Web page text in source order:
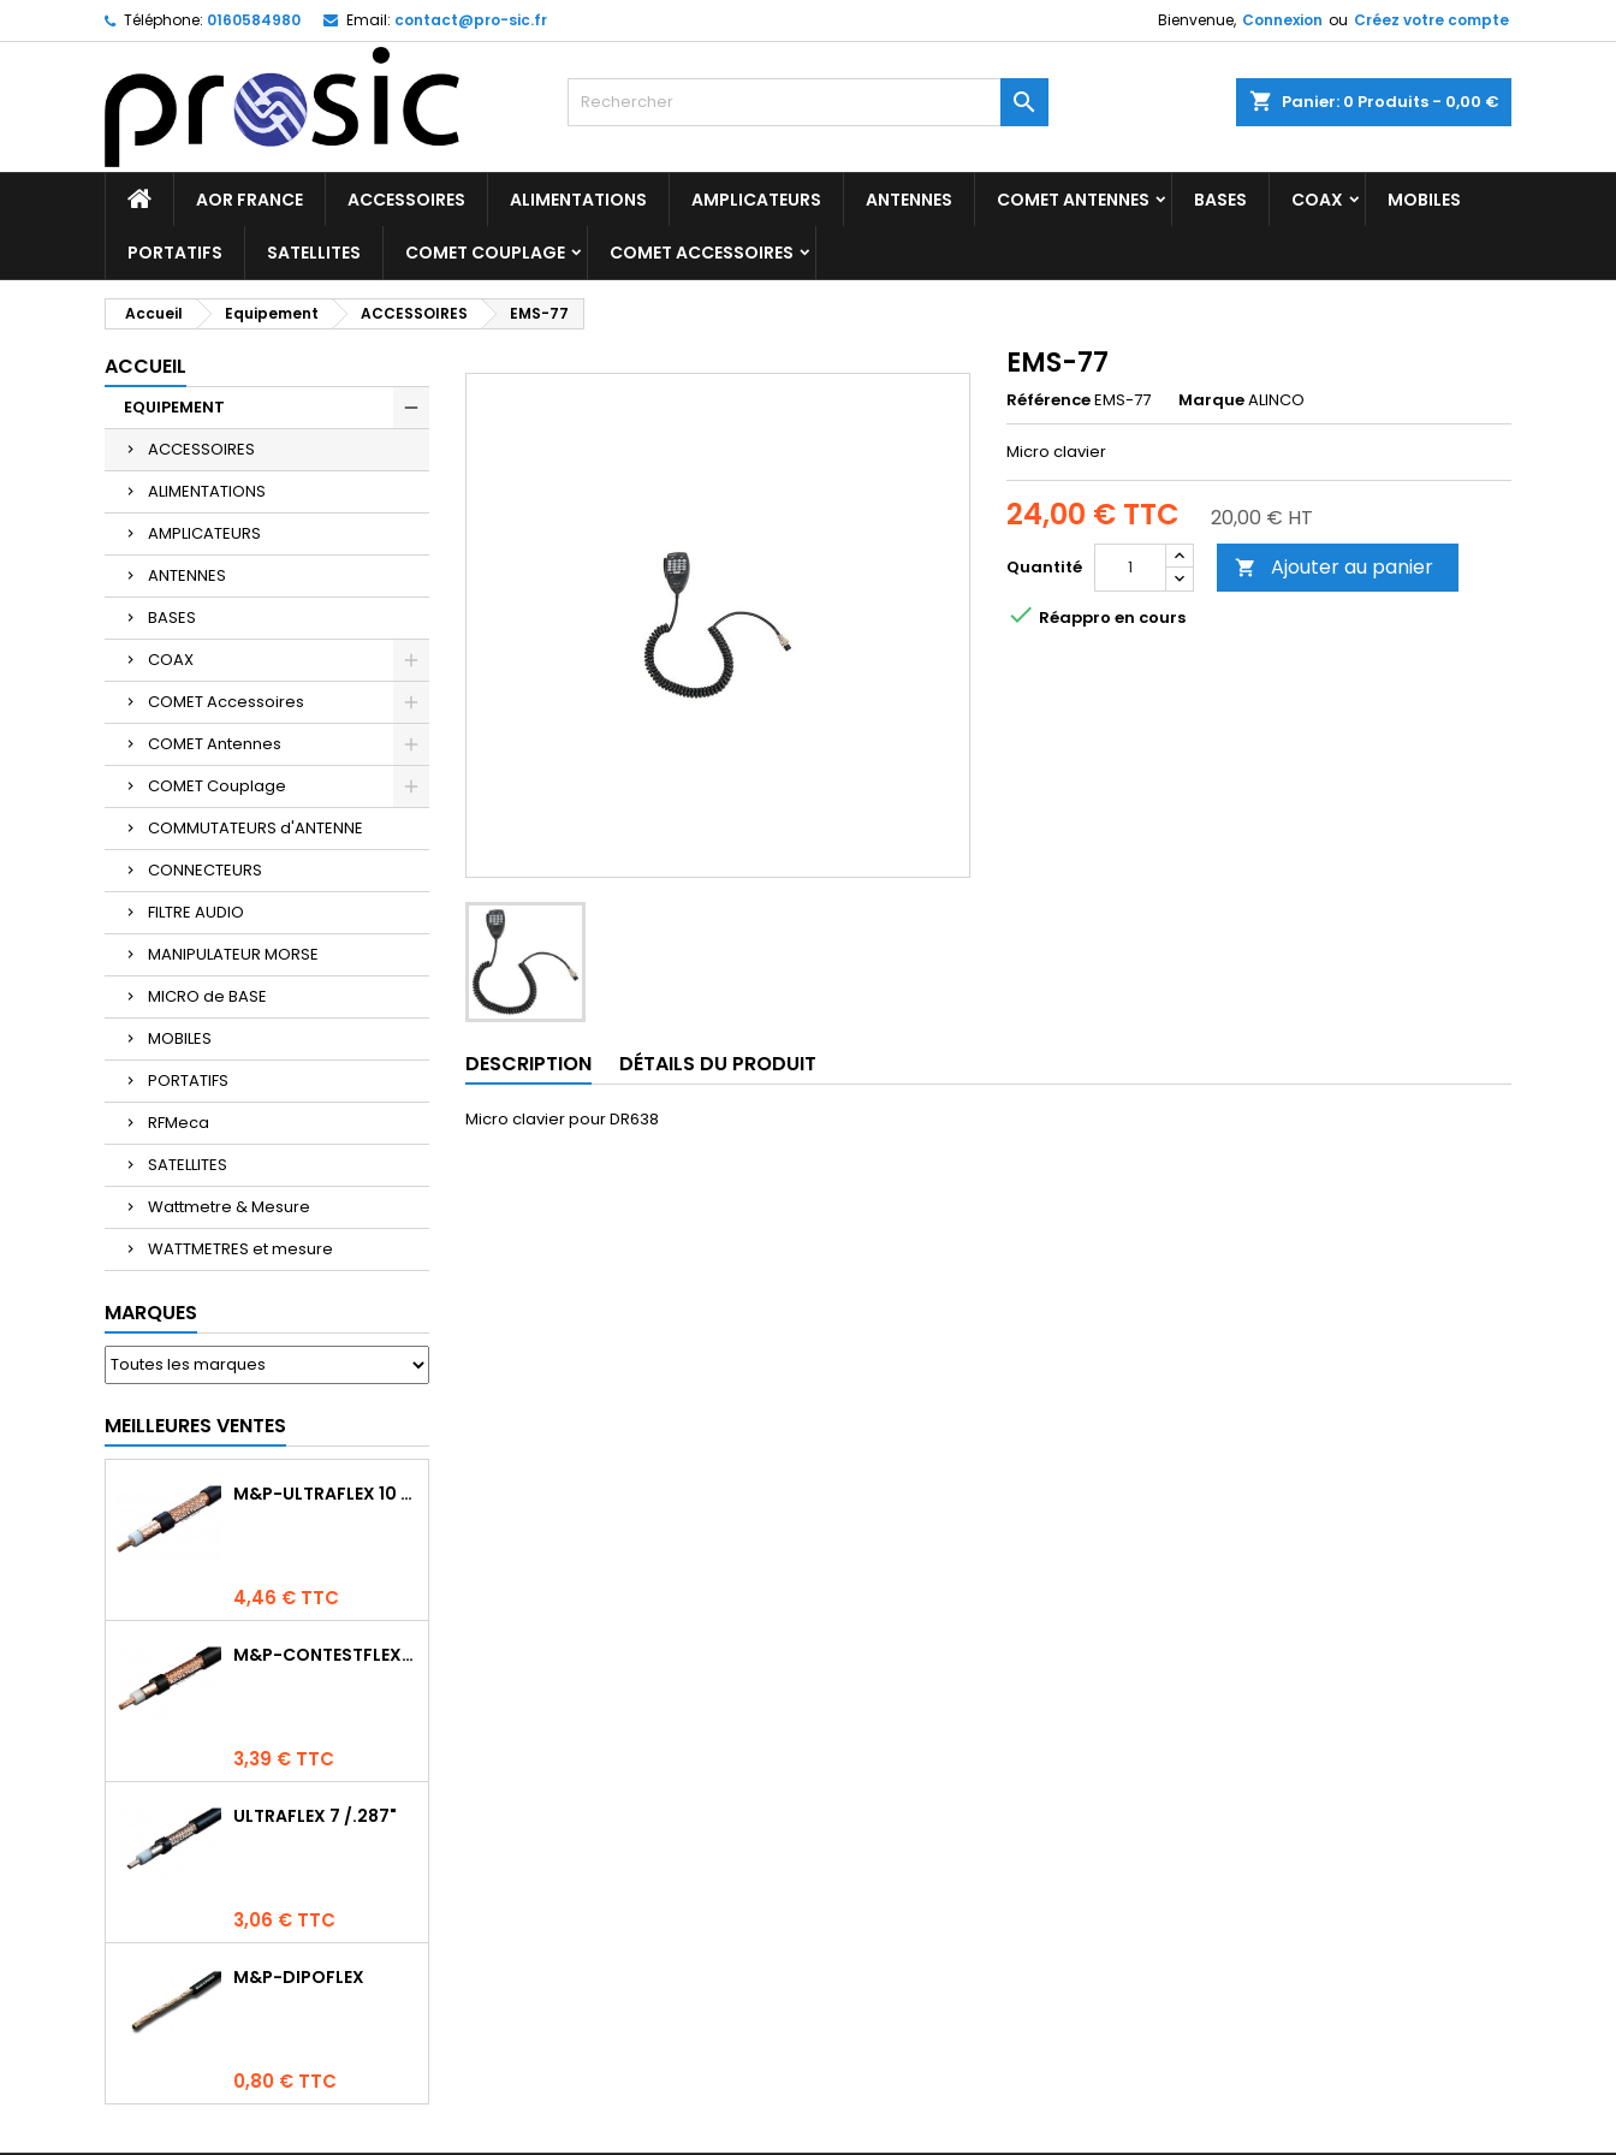
Téléphone: 0160584980 Email: contact@pro-sic.fr Bienvenue, Connexion ou Créez votre compte
shopping_cart Panier: 0 Produits - 0,00 €

AOR FRANCE ACCESSOIRES ALIMENTATIONS AMPLICATEURS ANTENNES COMET ANTENNES BASES COAX MOBILES
PORTATIFS SATELLITES COMET COUPLAGE COMET ACCESSOIRES
Accueil Equipement ACCESSOIRES EMS-77
ACCUEIL
EQUIPEMENT
ACCESSOIRES
ALIMENTATIONS
AMPLICATEURS
ANTENNES
BASES
COAX
COMET Accessoires
COMET Antennes
COMET Couplage
COMMUTATEURS d'ANTENNE
CONNECTEURS
FILTRE AUDIO
MANIPULATEUR MORSE
MICRO de BASE
MOBILES
PORTATIFS
RFMeca
SATELLITES
Wattmetre & Mesure
WATTMETRES et mesure
MARQUES
MEILLEURES VENTES
M&P-ULTRAFLEX 10 COMPETITION
Prix
4,46 € TTC
M&P-CONTESTFLEX10
Prix
3,39 € TTC
ULTRAFLEX 7 /.287"
Prix
3,06 € TTC
M&P-DIPOFLEX
Prix
0,80 € TTC
EMS-77
RéférenceEMS-77 MarqueALINCO
Micro clavier
24,00 € TTC 20,00 € HT
Quantité  Ajouter au panier
 Réappro en cours
DESCRIPTION DÉTAILS DU PRODUIT
Micro clavier pour DR638